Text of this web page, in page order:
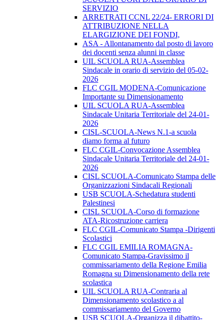
SERVIZIO
ARRETRATI CCNL 22/24- ERRORI DI
ATTRIBUZIONE NELLA
ELARGIZIONE DEI FONDI,
ASA - Allontanamento dal posto di lavoro
dei docenti senza alunni in classe
UIL SCUOLA RUA-Assemblea
Sindacale in orario di servizio del 05-02-
2026
FLC CGIL MODENA-Comunicazione
Importante su Dimensionamento
UIL SCUOLA RUA-Assemblea
Sindacale Unitaria Territoriale del 24-01-
2026
CISL-SCUOLA-News N.1-a scuola
diamo forma al futuro
FLC CGIL-Convocazione Assemblea
Sindacale Unitaria Territoriale del 24-01-
2026
CISL SCUOLA-Comunicato Stampa delle
Organizzazioni Sindacali Regionali
USB SCUOLA-Schedatura studenti
Palestinesi
CISL SCUOLA-Corso di formazione
ATA-Ricostruzione carriera
FLC CGIL-Comunicato Stampa -Dirigenti
Scolastici
FLC CGIL EMILIA ROMAGNA-
Comunicato Stampa-Gravissimo il
commissariamento della Regione Emilia
Romagna su Dimensionamento della rete
scolastica
UIL SCUOLA RUA-Contraria al
Dimensionamento scolastico a al
commissariamento del Governo
USB SCUOLA-Organizza il dibattito-